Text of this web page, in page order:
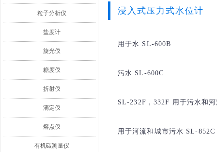
粒子分析仪
盐度计
旋光仪
糖度仪
折射仪
滴定仪
熔点仪
有机碳测量仪
浸入式压力式水位计
用于水 SL-600B
污水 SL-600C
SL-232F，332F 用于污水和
用于河流和城市污水 SL-852C